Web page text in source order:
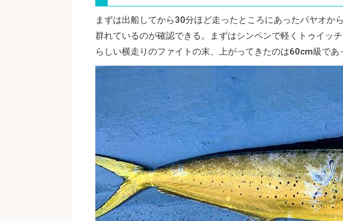
まずは出船してから30分ほど走ったところにあったパヤオか
群れているのが確認できる。まずはシンペンで軽くトゥイッ
らしい横走りのファイトの末、上がってきたのは60cm級であ